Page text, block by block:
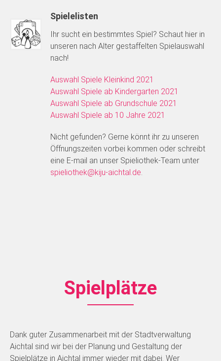
Spielelisten
Ihr sucht ein bestimmtes Spiel? Schaut hier in
unseren nach Alter gestaffelten Spielauswahl
nach!
Auswahl Spiele Kleinkind 2021
Auswahl Spiele ab Kindergarten 2021
Auswahl Spiele ab Grundschule 2021
Auswahl Spiele ab 10 Jahre 2021
Nicht gefunden? Gerne könnt ihr zu unseren
Öffnungszeiten vorbei kommen oder schreibt
eine E-mail an unser Spieliothek-Team unter
spieliothek@kiju-aichtal.de
Spielplätze
Dank guter Zusammenarbeit mit der Stadtverwaltung
Aichtal sind wir bei der Planung und Gestaltung der
Spielplätze in Aichtal immer wieder mit dabei. Wer